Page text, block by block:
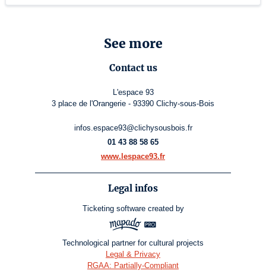
See more
Contact us
L'espace 93
3 place de l'Orangerie - 93390 Clichy-sous-Bois
infos.espace93@clichysousbois.fr
01 43 88 58 65
www.lespace93.fr
Legal infos
Ticketing software created by
Technological partner for cultural projects
Legal & Privacy
RGAA: Partially-Compliant